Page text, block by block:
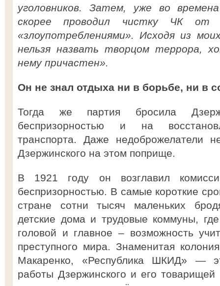
уголовников. Затем, уже во
скорее проводил чистку ЧК от
«злоупотреблениями». Исходя из
нельзя назвать творцом террора,
нему причастен».
Он не знал отдыха ни в борьбе, ни в
Тогда же партия бросила
беспризорностью и на
транспорта. Даже недоброжелатели
Дзержинского на этом поприще.
В 1921 году он возглавил
беспризорностью. В самые короткие
стране сотни тысяч маленьких
детские дома и трудовые коммуны,
головой и главное – возможность
преступного мира. Знаменитая
Макаренко, «Республика ШКИД» —
работы Дзержинского и его